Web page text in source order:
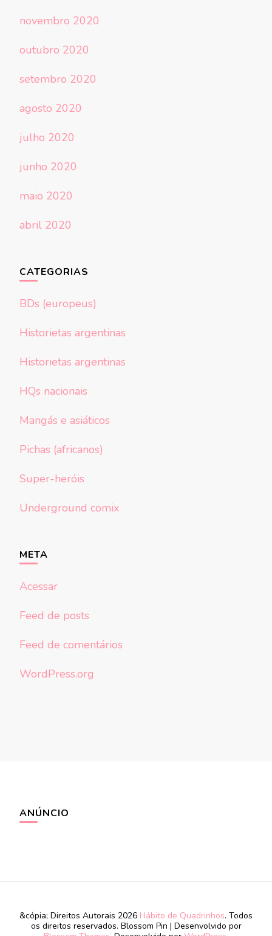
novembro 2020
outubro 2020
setembro 2020
agosto 2020
julho 2020
junho 2020
maio 2020
abril 2020
CATEGORIAS
BDs (europeus)
Historietas argentinas
Historietas argentinas
HQs nacionais
Mangás e asiáticos
Pichas (africanos)
Super-heróis
Underground comix
META
Acessar
Feed de posts
Feed de comentários
WordPress.org
ANÚNCIO
&cópia; Direitos Autorais 2026 Hábito de Quadrinhos. Todos
os direitos reservados. Blossom Pin | Desenvolvido por